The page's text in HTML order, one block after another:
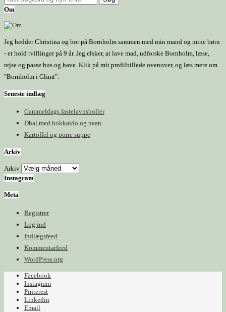
Om
Jeg hedder Christina og bor på Bornholm sammen med min mand og mine børn
- et hold tvillinger på 9 år. Jeg elsker, at lave mad, udforske Bornholm, læse,
rejse og passe hus og have. Klik på mit profilbillede ovenover, og læs mere om
"Bornholm i Glimt".
Seneste indlæg
Gammeldags fastelavnsboller
Dhal med hokkaido og naan
Kartoffel og porre suppe
Arkiv
Arkiv
Instagram
Meta
Registrer
Log ind
Indlægsfeed
Kommentarfeed
WordPress.org
Facebook
Instagram
Pinterest
Linkedin
Email